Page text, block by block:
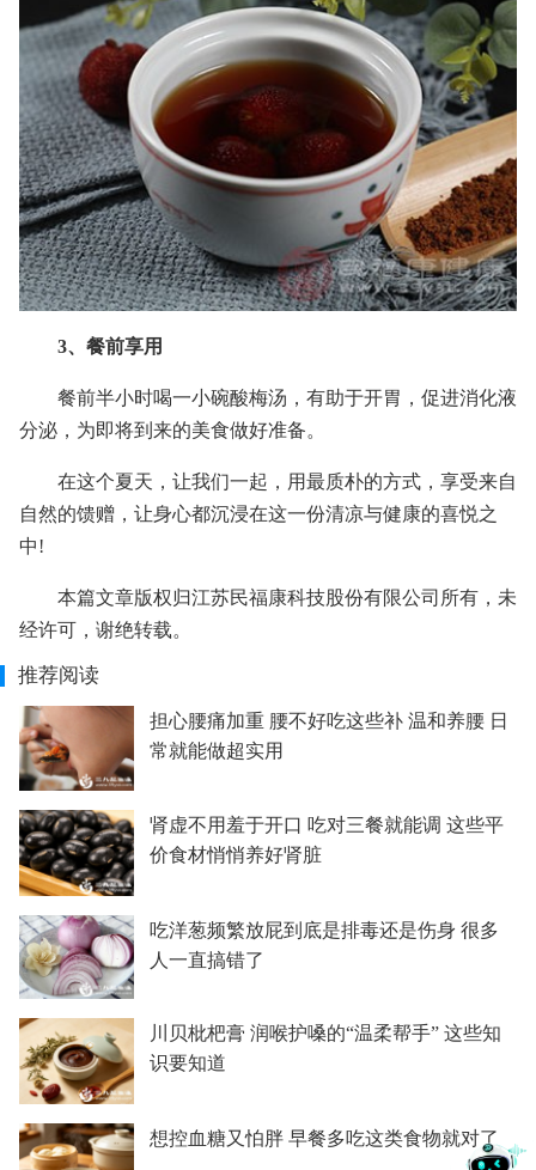
3、餐前享用
餐前半小时喝一小碗酸梅汤，有助于开胃，促进消化液
分泌，为即将到来的美食做好准备。
在这个夏天，让我们一起，用最质朴的方式，享受来自
自然的馈赠，让身心都沉浸在这一份清凉与健康的喜悦之
中!
本篇文章版权归江苏民福康科技股份有限公司所有，未
经许可，谢绝转载。
推荐阅读
担心腰痛加重 腰不好吃这些补 温和养腰 日
常就能做超实用
肾虚不用羞于开口 吃对三餐就能调 这些平
价食材悄悄养好肾脏
吃洋葱频繁放屁到底是排毒还是伤身 很多
人一直搞错了
川贝枇杷膏 润喉护嗓的“温柔帮手” 这些知
识要知道
想控血糖又怕胖 早餐多吃这类食物就对了